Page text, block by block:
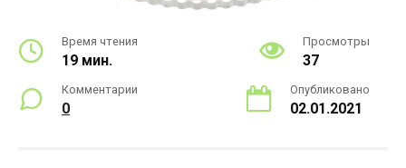
Время чтения
19 мин.
Просмотры
37
Комментарии
0
Опубликовано
02.01.2021